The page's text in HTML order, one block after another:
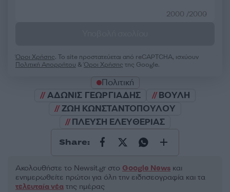
2000 /2000
Όροι Χρήσης. Το site προστατεύεται από reCAPTCHA, ισχύουν
Πολιτική Απορρήτου &Όροι Χρήσης της Google.
Πολιτική
ΑΔΩΝΙΣ ΓΕΩΡΓΙΑΔΗΣ
ΒΟΥΛΗ
ΖΩΗ ΚΩΝΣΤΑΝΤΟΠΟΥΛΟΥ
ΠΛΕΥΣΗ ΕΛΕΥΘΕΡΙΑΣ
Share:
Ακολουθήστε το Νewsit.gr στο Google News και
ενημερωθείτε πρώτοι για όλη την ειδησεογραφία και τα
τελευταία νέα της ημέρας